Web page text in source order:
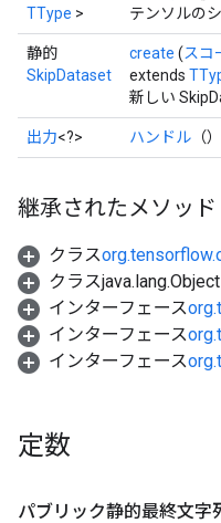
TType >
テンソルの
静的
SkipDataset
create (スコ
extends
新しい
出力<?> ハンドル （）
継承されたメソッド
クラス
クラス
インターフェース
インターフェース
インターフェース
定数
パブリック静的最終文字